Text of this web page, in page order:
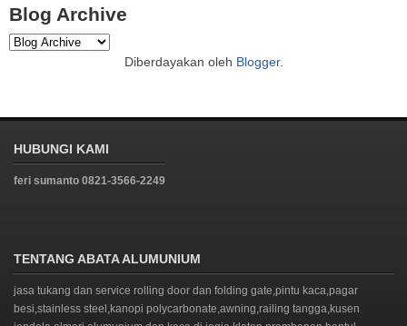
Blog Archive
Diberdayakan oleh Blogger.
HUBUNGI KAMI
feri sumanto 0821-3566-2249
TENTANG ABATA ALUMUNIUM
jasa tukang dan service rolling door dan folding gate,pintu kaca,pagar
besi,stainless steel,kanopi polycarbonate,awning,railing tangga,kusen